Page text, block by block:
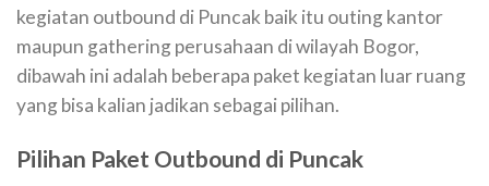
kegiatan outbound di Puncak baik itu outing kantor
maupun gathering perusahaan di wilayah Bogor,
dibawah ini adalah beberapa paket kegiatan luar ruang
yang bisa kalian jadikan sebagai pilihan.
Pilihan Paket Outbound di Puncak